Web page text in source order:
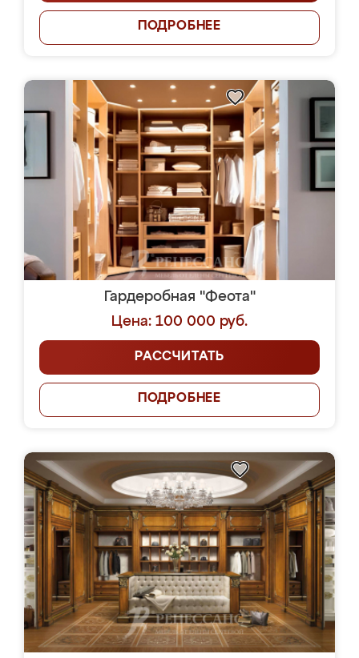
ПОДРОБНЕЕ
Гардеробная "Феота"
Цена: 100 000 руб.
РАССЧИТАТЬ
ПОДРОБНЕЕ